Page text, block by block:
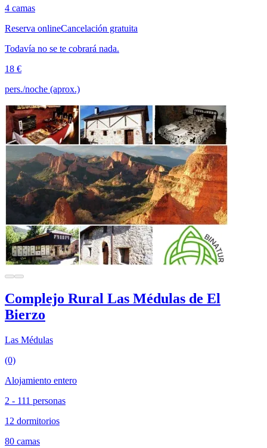
4 camas
Reserva onlineCancelación gratuita
Todavía no se te cobrará nada.
18 €
pers./noche (aprox.)
Complejo Rural Las Médulas de El
Bierzo
Las Médulas
(0)
Alojamiento entero
2 - 111 personas
12 dormitorios
80 camas